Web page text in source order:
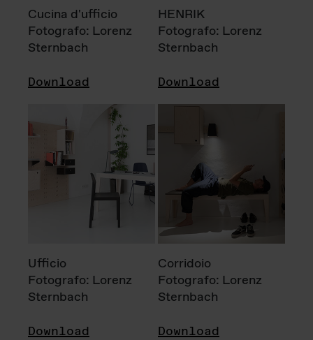
Cucina d'ufficio
Fotografo: Lorenz
Sternbach
Download
HENRIK
Fotografo: Lorenz
Sternbach
Download
Ufficio
Fotografo: Lorenz
Sternbach
Download
Corridoio
Fotografo: Lorenz
Sternbach
Download